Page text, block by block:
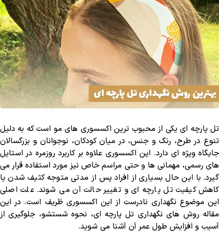
تل پارچه ‌ای یکی از محبوب ‌ترین اکسسوری‌ های مو است که به دلیل
تنوع در طرح، رنگ و جنس، در میان کودکان، نوجوانان و بزرگسالان
جایگاه ویژه‌ ای دارد. این اکسسوری علاوه بر کاربرد روزمره در استایل
‌های رسمی، مهمانی ‌ها و حتی مراسم خاص نیز مورد استفاده قرار می
‌گیرد. با این حال بسیاری از افراد پس از مدتی متوجه کثیف شدن یا
کاهش کیفیت تل پارچه ‌ای و تغییر حالت آن می ‌شوند. علت اصلی
این موضوع نگهداری نادرست از این اکسسوری ظریف است. در این
مقاله روش‌ های نگهداری تل پارچه ‌ای، نحوه شستشو، جلوگیری از
آسیب و افزایش طول عمر آن آشنا می‌ شوید.